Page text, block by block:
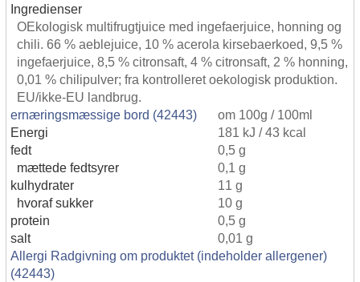
Ingredienser
OEkologisk multifrugtjuice med ingefaerjuice, honning og
chili. 66 % aeblejuice, 10 % acerola kirsebaerkoed, 9,5 %
ingefaerjuice, 8,5 % citronsaft, 4 % citronsaft, 2 % honning,
0,01 % chilipulver; fra kontrolleret oekologisk produktion.
EU/ikke-EU landbrug.
ernæringsmæssige bord (42443)
om 100g / 100ml
Energi
181 kJ / 43 kcal
fedt
0,5 g
mættede fedtsyrer
0,1 g
kulhydrater
11 g
hvoraf sukker
10 g
protein
0,5 g
salt
0,01 g
Allergi Radgivning om produktet (indeholder allergener)
(42443)